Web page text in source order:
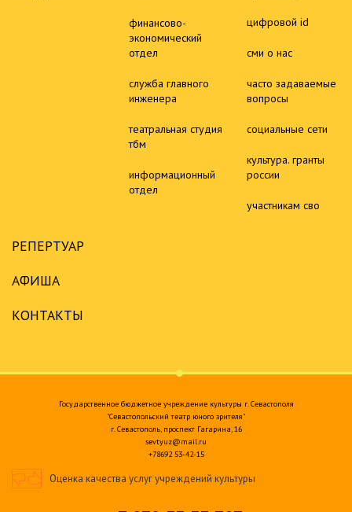
финансово-
экономический
отдел
служба главного
инженера
театральная студия
тбм
информационный
отдел
цифровой id
сми о нас
часто задаваемые
вопросы
социальные сети
культура. гранты
россии
участникам сво
РЕПЕРТУАР
АФИША
КОНТАКТЫ
Государственное бюджетное учреждение культуры г. Севастополя
"Севастопольский театр юного зрителя"
г. Севастополь, проспект Гагарина, 16
sevtyuz@mail.ru
+78692 53-42-15
Оценка качества услуг учреждений культуры